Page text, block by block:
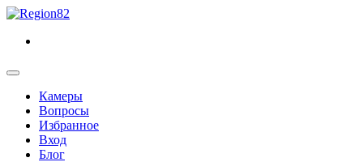
Камеры
Вопросы
Избранное
Вход
Блог